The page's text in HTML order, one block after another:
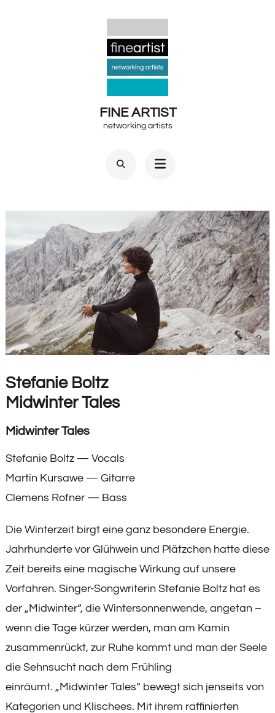
FINE ARTIST
networking artists
Stefanie Boltz
Midwinter Tales
Midwinter Tales
Stefanie Boltz — Vocals
Martin Kursawe — Gitarre
Clemens Rofner — Bass
Die Winterzeit birgt eine ganz besondere Energie.
Jahrhunderte vor Glühwein und Plätzchen hatte diese
Zeit bereits eine magische Wirkung auf unsere
Vorfahren. Singer-Songwriterin Stefanie Boltz hat es
der „Midwinter“, die Wintersonnenwende, angetan –
wenn die Tage kürzer werden, man am Kamin
zusammenrückt, zur Ruhe kommt und man der Seele
die Sehnsucht nach dem Frühling
einräumt. „Midwinter Tales“ bewegt sich jenseits von
Kategorien und Klischees. Mit ihrem raffinierten